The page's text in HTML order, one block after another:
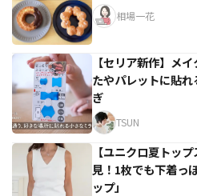
相場一花
【セリア新作】メ
たやパレットに貼
ぎ
TSUN
【ユニクロ夏トッ
見！1枚でも下着っ
ップ」